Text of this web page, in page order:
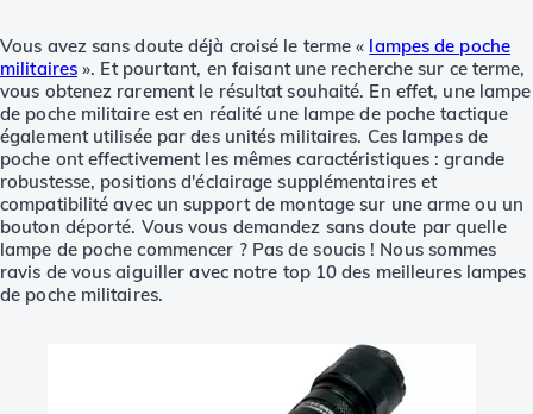
Vous avez sans doute déjà croisé le terme « lampes de poche
militaires ». Et pourtant, en faisant une recherche sur ce terme,
vous obtenez rarement le résultat souhaité. En effet, une lampe
de poche militaire est en réalité une lampe de poche tactique
également utilisée par des unités militaires. Ces lampes de
poche ont effectivement les mêmes caractéristiques : grande
robustesse, positions d'éclairage supplémentaires et
compatibilité avec un support de montage sur une arme ou un
bouton déporté. Vous vous demandez sans doute par quelle
lampe de poche commencer ? Pas de soucis ! Nous sommes
ravis de vous aiguiller avec notre top 10 des meilleures lampes
de poche militaires.